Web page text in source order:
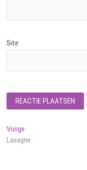
Site
Bericht
navigatie
Vorige
bericht:
Lasagne